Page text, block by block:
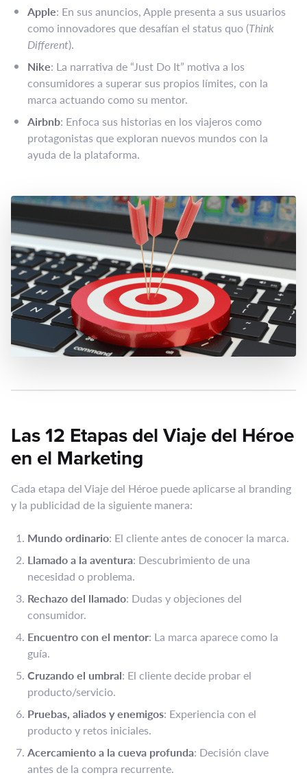
Apple: En sus anuncios, Apple presenta a sus usuarios
como innovadores que desafían el status quo (Think
Different).
Nike: La narrativa de “Just Do It” motiva a los
consumidores a superar sus propios límites, con la
marca actuando como su mentor.
Airbnb: Enfoca sus historias en los viajeros como
protagonistas que exploran nuevos mundos con la
ayuda de la plataforma.
Las 12 Etapas del Viaje del Héroe
en el Marketing
Cada etapa del Viaje del Héroe puede aplicarse al branding
y la publicidad de la siguiente manera:
Mundo ordinario: El cliente antes de conocer la marca.
Llamado a la aventura: Descubrimiento de una
necesidad o problema.
Rechazo del llamado: Dudas y objeciones del
consumidor.
Encuentro con el mentor: La marca aparece como la
guía.
Cruzando el umbral: El cliente decide probar el
producto/servicio.
Pruebas, aliados y enemigos: Experiencia con el
producto y retos iniciales.
Acercamiento a la cueva profunda: Decisión clave
antes de la compra recurrente.